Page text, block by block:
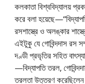
কলকাতা বিশ্ববিদ্যালয়
করে বলা
রসশাস্ত্রে ও অলঙ্কার
এইটুকু যে গোবিন্দদাস রস
দণ্ডী প্রভৃতির সহিত
—বিদ্যাপতি তরল,
তরলতা উত্তরণ